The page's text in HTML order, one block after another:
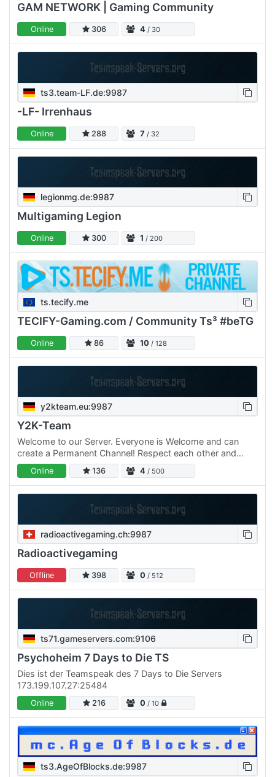
GAM NETWORK | Gaming Community
Online 306 4 / 30
ts3.team-LF.de:9987
-LF- Irrenhaus
Online 288 7 / 32
legionmg.de:9987
Multigaming Legion
Online 300 1 / 200
ts.tecify.me
TECIFY-Gaming.com / Community Ts³ #beTG
Online 86 10 / 128
y2kteam.eu:9987
Y2K-Team
Welcome to our Server. Everyone is Welcome and can
create a Permanent Channel! Respect each other and
have a nice Time! You have a Question ask one of the
Admins around!…
Online 136 4 / 500
radioactivegaming.ch:9987
Radioactivegaming
Offline 398 0 / 512
ts71.gameservers.com:9106
Psychoheim 7 Days to Die TS
Dies ist der Teamspeak des 7 Days to Die Servers
173.199.107.27:25484
Online 216 0 / 10
ts3.AgeOfBlocks.de:9987